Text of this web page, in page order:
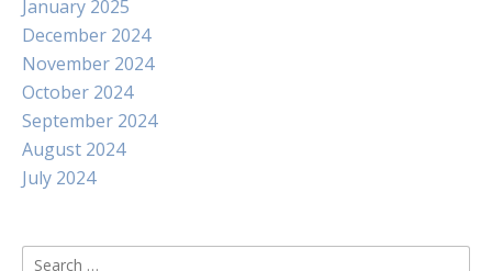
January 2025
December 2024
November 2024
October 2024
September 2024
August 2024
July 2024
Search